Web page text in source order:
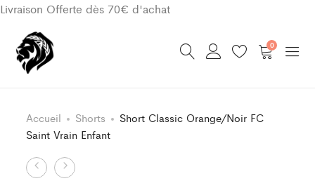
Livraison Offerte dès 70€ d'achat
0
Accueil Shorts
Short Classic Orange/Noir FC
Saint Vrain Enfant
Product
Short
Sous